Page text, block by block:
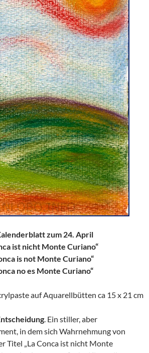
zum 24. April
ist nicht Monte Curiano“
is not Monte Curiano“
no es Monte Curiano“
auf Aquarellbütten ca 15 x 21 cm
. Ein stiller, aber
in dem sich Wahrnehmung von
Titel „La Conca ist nicht Monte